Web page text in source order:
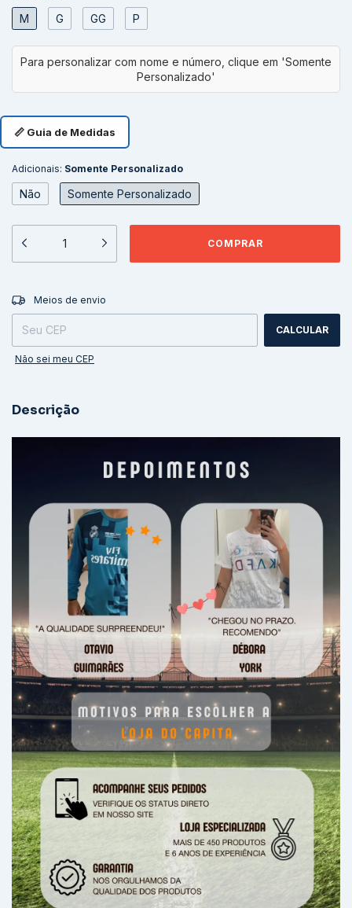
M G GG P
📏 Guia de Medidas
Adicionais: Somente Personalizado
Não Somente Personalizado
Entregas para o CEP:
Meios de envio
CALCULAR
Não sei meu CEP
Descrição